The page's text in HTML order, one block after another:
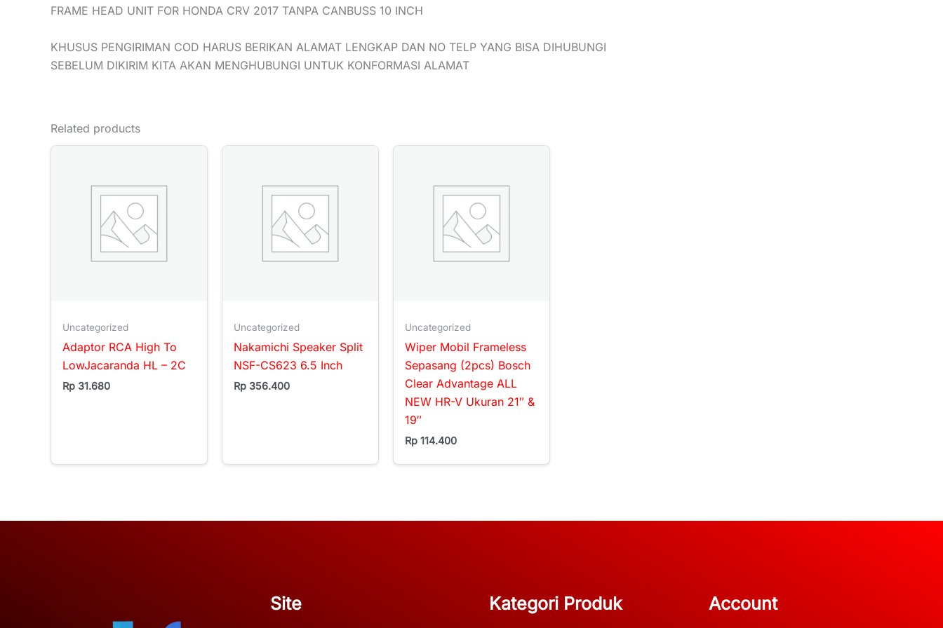
FRAME HEAD UNIT FOR HONDA CRV 2017 TANPA CANBUSS 10 INCH
KHUSUS PENGIRIMAN COD HARUS BERIKAN ALAMAT LENGKAP DAN NO TELP YANG BISA DIHUBUNGI
SEBELUM DIKIRIM KITA AKAN MENGHUBUNGI UNTUK KONFORMASI ALAMAT
Related products
Uncategorized
Adaptor RCA High To
LowJacaranda HL – 2C
Rp 31.680
Uncategorized
Nakamichi Speaker Split
NSF-CS623 6.5 Inch
Rp 356.400
Uncategorized
Wiper Mobil Frameless
Sepasang (2pcs) Bosch
Clear Advantage ALL
NEW HR-V Ukuran 21″ &
19″
Rp 114.400
Site Kategori Produk Account